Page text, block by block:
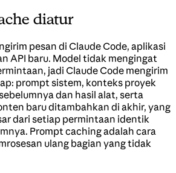
diatur
pesan di Claude Code, aplikasi
API baru. Model tidak mengingat
jadi Claude Code mengirim
prompt sistem, konteks proyek
dan hasil alat, serta
baru ditambahkan di akhir, yang
dari setiap permintaan identik
Prompt caching adalah cara
ulang bagian yang tidak